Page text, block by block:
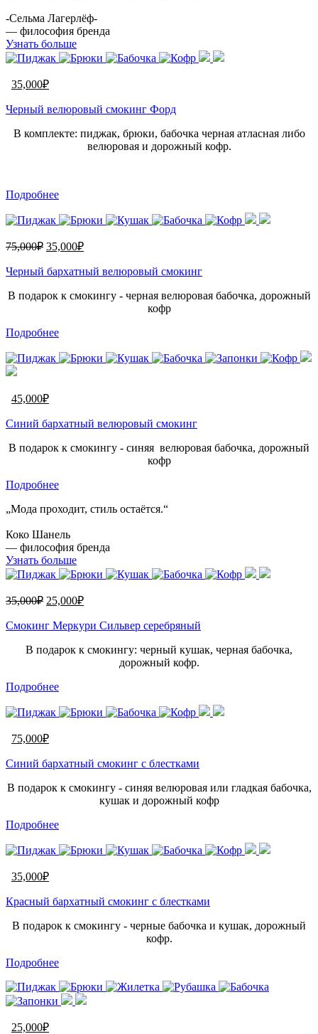
-Сельма Лагерлёф-
— философия бренда
Узнать больше
35,000₽
Черный велюровый смокинг Форд
В комплекте: пиджак, брюки, бабочка черная атласная либо
велюровая и дорожный кофр.
Подробнее
75,000₽ 35,000₽
Черный бархатный велюровый смокинг
В подарок к смокингу - черная велюровая бабочка, дорожный
кофр
Подробнее
45,000₽
Синий бархатный велюровый смокинг
В подарок к смокингу - синяя велюровая бабочка, дорожный
кофр
Подробнее
„Мода проходит, стиль остаётся.“
Коко Шанель
— философия бренда
Узнать больше
35,000₽ 25,000₽
Смокинг Меркури Сильвер серебряный
В подарок к смокингу: черный кушак, черная бабочка,
дорожный кофр.
Подробнее
75,000₽
Синий бархатный смокинг с блестками
В подарок к смокингу - синяя велюровая или гладкая бабочка,
кушак и дорожный кофр
Подробнее
35,000₽
Красный бархатный смокинг с блестками
В подарок к смокингу - черные бабочка и кушак, дорожный
кофр.
Подробнее
25,000₽